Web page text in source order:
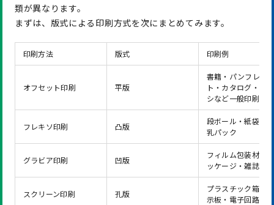
類が異なります。
まずは、版式による印刷方式を次にまとめてみます。
印刷方法 版式 印刷例
オフセット印刷 平版
書籍・パンフレッ
ト・カタログ・チラ
シなど一般印刷
フレキソ印刷 凸版
段ボール・紙袋・牛
乳パック
グラビア印刷 凹版
フィルム包装材・パ
ッケージ・雑誌
スクリーン印刷 孔版
プラスチック箱・表
示板・電子回路